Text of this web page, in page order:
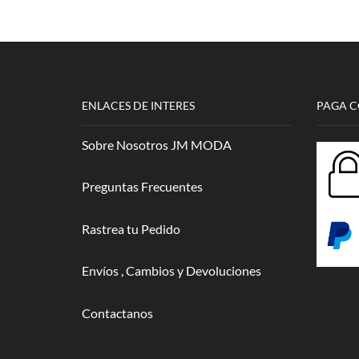
ENLACES DE INTERES
Sobre Nosotros JM MODA
Preguntas Frecuentes
Rastrea tu Pedido
Envíos , Cambios y Devoluciones
Contactanos
PAGA